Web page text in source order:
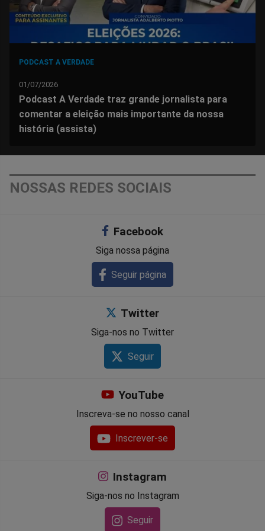
PODCAST A VERDADE
01/07/2026
Podcast A Verdade traz grande jornalista para
comentar a eleição mais importante da nossa
história (assista)
NOSSAS REDES SOCIAIS
Facebook
Siga nossa página
Seguir página
Twitter
Siga-nos no Twitter
Seguir
YouTube
Inscreva-se no nosso canal
Inscrever-se
Instagram
Siga-nos no Instagram
Seguir